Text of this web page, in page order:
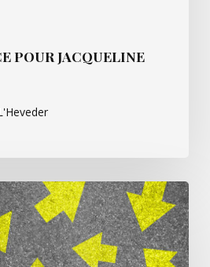
POUR JACQUELINE